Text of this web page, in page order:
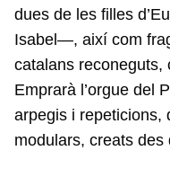
dues de les filles
Isabel—, així com
catalans reconeguts,
Emprarà l’orgue del
arpegis i repeticions,
modulars, creats des